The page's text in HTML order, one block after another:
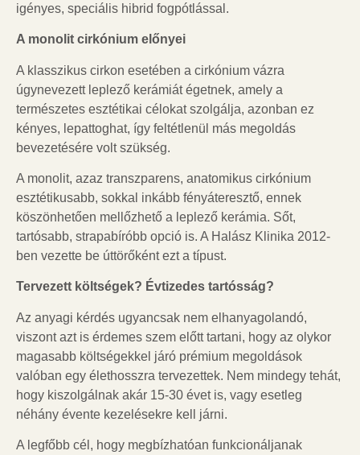
igényes, speciális hibrid fogpótlással.
A monolit cirkónium előnyei
A klasszikus cirkon esetében a cirkónium vázra
úgynevezett leplező kerámiát égetnek, amely a
természetes esztétikai célokat szolgálja, azonban ez
kényes, lepattoghat, így feltétlenül más megoldás
bevezetésére volt szükség.
A monolit, azaz transzparens, anatomikus cirkónium
esztétikusabb, sokkal inkább fényáteresztő, ennek
köszönhetően mellőzhető a leplező kerámia. Sőt,
tartósabb, strapabíróbb opció is. A Halász Klinika 2012-
ben vezette be úttörőként ezt a típust.
Tervezett költségek? Évtizedes tartósság?
Az anyagi kérdés ugyancsak nem elhanyagolandó,
viszont azt is érdemes szem előtt tartani, hogy az olykor
magasabb költségekkel járó prémium megoldások
valóban egy élethosszra tervezettek. Nem mindegy tehát,
hogy kiszolgálnak akár 15-30 évet is, vagy esetleg
néhány évente kezelésekre kell járni.
A legfőbb cél, hogy megbízhatóan funkcionáljanak